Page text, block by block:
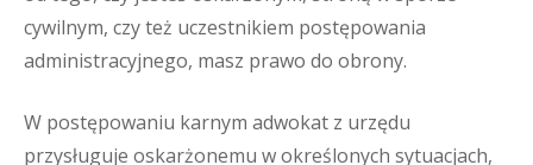
cywilnym, czy też uczestnikiem postępowania
administracyjnego, masz prawo do obrony.
W postępowaniu karnym adwokat z urzędu
przysługuje oskarżonemu w określonych sytuacjach,